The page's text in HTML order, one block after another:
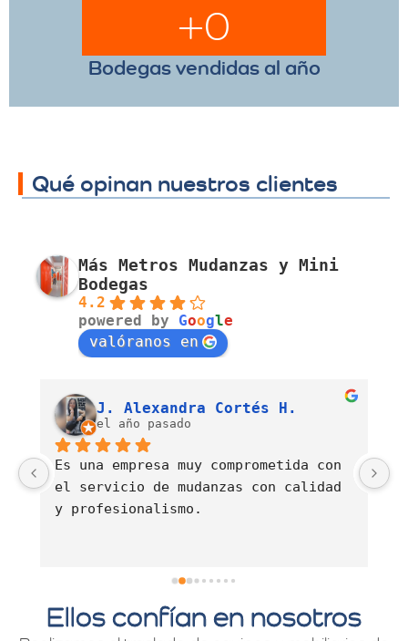
Bodegas vendidas al año
+0
Qué opinan nuestros clientes
Más Metros Mudanzas y Mini
Bodegas
4.2
powered by Google
valóranos en
J. Alexandra Cortés H.
el año pasado
Es una empresa muy comprometida con
el servicio de mudanzas con calidad
y profesionalismo.
Ellos confían en nosotros